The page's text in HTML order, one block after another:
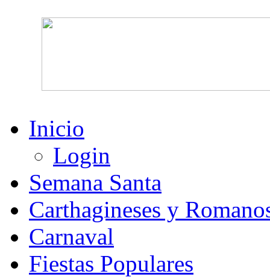
Inicio
Login
Semana Santa
Carthagineses y
Carnaval
Fiestas Populares